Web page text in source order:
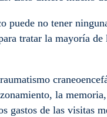
puede no tener
tratar la mayoría
la
gastos de las visitas